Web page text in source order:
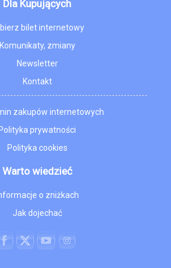
Dla Kupujących
bilet internetowy
Komunikaty, zmiany
Newsletter
Kontakt
zakupów internetowych
Polityka prywatności
Polityka cookies
Warto wiedzieć
o zniżkach
Jak dojechać